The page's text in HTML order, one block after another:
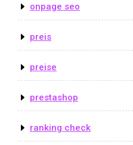
onpage seo
preis
preise
prestashop
ranking check